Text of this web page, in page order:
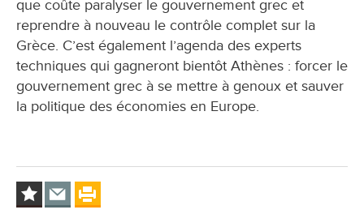
que coûte paralyser le gouvernement grec et
reprendre à nouveau le contrôle complet sur la
Grèce. C’est également l’agenda des experts
techniques qui gagneront bientôt Athènes : forcer le
gouvernement grec à se mettre à genoux et sauver
la politique des économies en Europe.